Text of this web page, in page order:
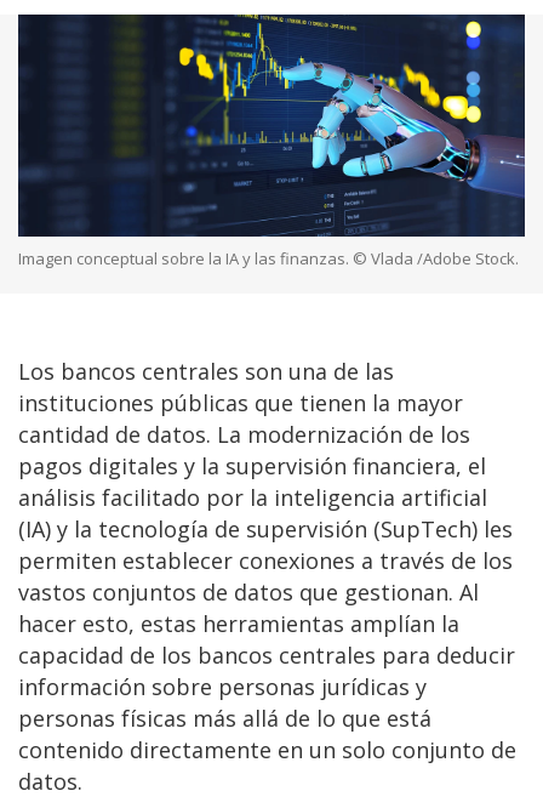
Imagen conceptual sobre la IA y las finanzas. © Vlada /Adobe Stock.
Los bancos centrales son una de las
instituciones públicas que tienen la mayor
cantidad de datos. La modernización de los
pagos digitales y la supervisión financiera, el
análisis facilitado por la inteligencia artificial
(IA) y la tecnología de supervisión (SupTech) les
permiten establecer conexiones a través de los
vastos conjuntos de datos que gestionan. Al
hacer esto, estas herramientas amplían la
capacidad de los bancos centrales para deducir
información sobre personas jurídicas y
personas físicas más allá de lo que está
contenido directamente en un solo conjunto de
datos.